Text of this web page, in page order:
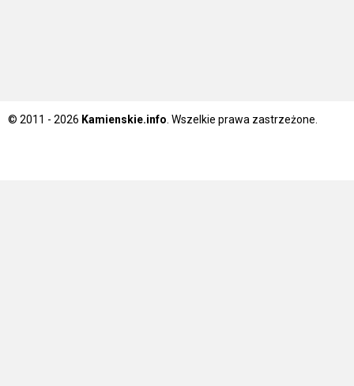
© 2011 - 2026 Kamienskie.info . Wszelkie prawa zastrzeżone.